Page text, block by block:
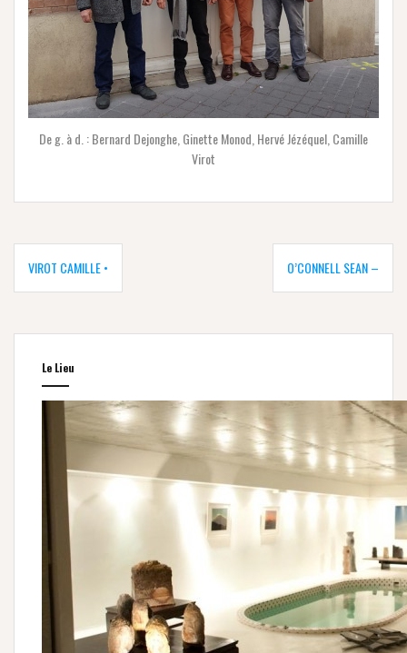
De g. à d. : Bernard Dejonghe, Ginette Monod, Hervé Jézéquel, Camille
Virot
Navigation
deVIROT CAMILLE • O’CONNELL SEAN –
Le Lieu